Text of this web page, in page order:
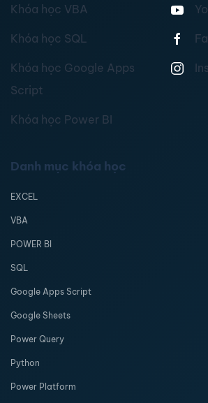
Khóa học VBA
Khóa học SQL
Khóa học Google Apps
Script
Khóa học Power BI
Danh mục khóa học
EXCEL
VBA
POWER BI
SQL
Google Apps Script
Google Sheets
Power Query
Python
Power Platform